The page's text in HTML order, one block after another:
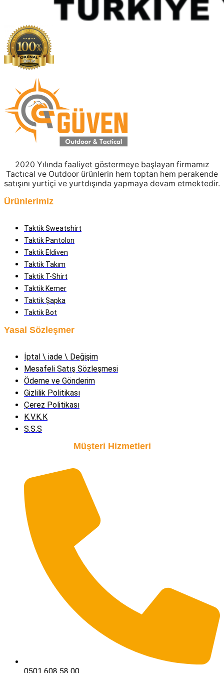
2020 Yılında faaliyet göstermeye başlayan firmamız
Tactıcal ve Outdoor ürünlerin hem toptan hem perakende
satışını yurtiçi ve yurtdışında yapmaya devam etmektedir.
Ürünlerimiz
Taktik Sweatshirt
Taktik Pantolon
Taktik Eldiven
Taktik Takım
Taktik T-Shirt
Taktik Kemer
Taktik Şapka
Taktik Bot
Yasal Sözleşmer
İptal \ iade \ Değişim
Mesafeli Satış Sözleşmesi
Ödeme ve Gönderim
Gizlilik Politikası
Çerez Politikası
K.V.K.K
S.S.S
Müşteri Hizmetleri